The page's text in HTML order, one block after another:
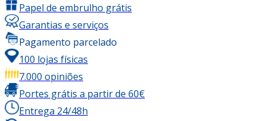
Papel de embrulho grátis
Garantias e serviços
Pagamento parcelado
100 lojas físicas
7.000 opiniões
Portes grátis a partir de 60€
Entrega 24/48h